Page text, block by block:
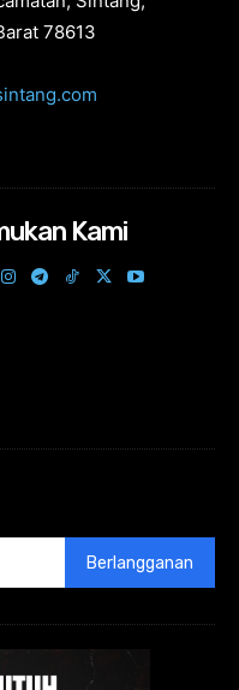
78613
Kami
Berlangganan